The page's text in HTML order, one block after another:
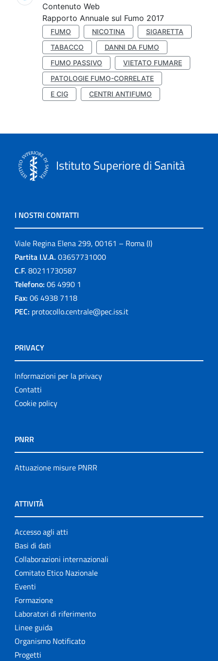
Contenuto Web
Rapporto Annuale sul Fumo 2017
FUMO NICOTINA
SIGARETTA
TABACCO
DANNI DA FUMO
FUMO PASSIVO
VIETATO FUMARE
PATOLOGIE FUMO-CORRELATE
E CIG
CENTRI ANTIFUMO
Istituto Superiore di Sanità
I NOSTRI CONTATTI
Viale Regina Elena 299, 00161 – Roma (I)
Partita I.V.A. 03657731000
C.F. 80211730587
Telefono: 06 4990 1
Fax: 06 4938 7118
PEC: protocollo.centrale@pec.iss.it
PRIVACY
Informazioni per la privacy
Contatti
Cookie policy
PNRR
Attuazione misure PNRR
ATTIVITÀ
Accesso agli atti
Basi di dati
Collaborazioni internazionali
Comitato Etico Nazionale
Eventi
Formazione
Laboratori di riferimento
Linee guida
Organismo Notificato
Progetti